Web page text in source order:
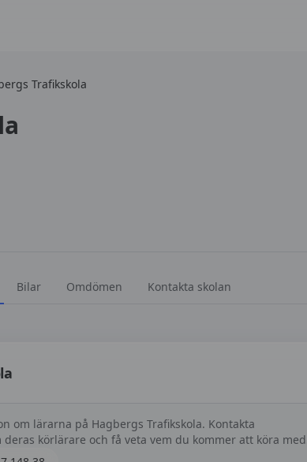
Trafikskola
Bilar Omdömen Kontakta skolan
om lärarna på Hagbergs Trafikskola. Kontakta
körlärare och få veta vem du kommer att köra